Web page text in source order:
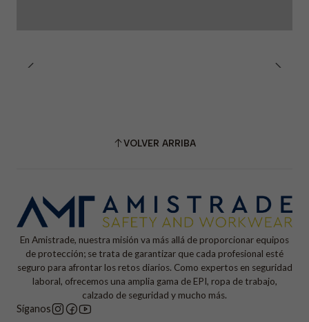
VOLVER ARRIBA
En Amistrade, nuestra misión va más allá de proporcionar equipos
de protección; se trata de garantizar que cada profesional esté
seguro para afrontar los retos diarios. Como expertos en seguridad
laboral, ofrecemos una amplia gama de EPI, ropa de trabajo,
calzado de seguridad y mucho más.
Síganos